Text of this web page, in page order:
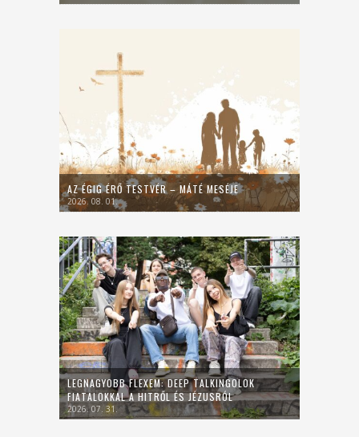
AZ ÉGIG ÉRŐ TESTVÉR – MÁTÉ MESÉJE
2026. 08. 01.
LEGNAGYOBB FLEXEM: DEEP TALKINGOLOK
FIATALOKKAL A HITRŐL ÉS JÉZUSRÓL
2026. 07. 31.